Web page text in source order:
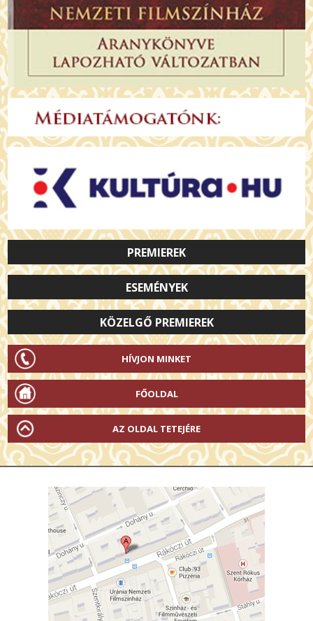
PREMIEREK
ESEMÉNYEK
KÖZELGŐ PREMIEREK
HÍVJON MINKET
FŐOLDAL
AZ OLDAL TETEJÉRE